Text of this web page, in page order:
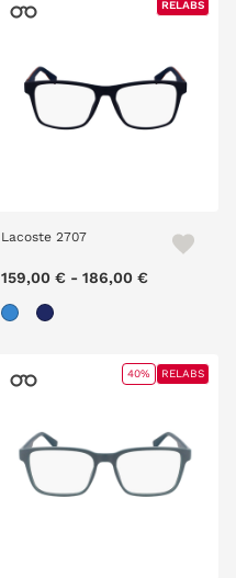
Lacoste 2707
159,00 €
RELABS
- 186,00 €
RELABS
40% RELABS